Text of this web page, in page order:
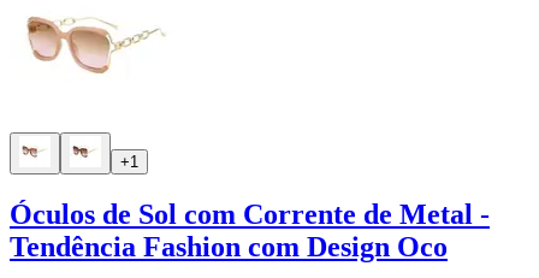
+1
Óculos de Sol com Corrente de Metal -
Tendência Fashion com Design Oco